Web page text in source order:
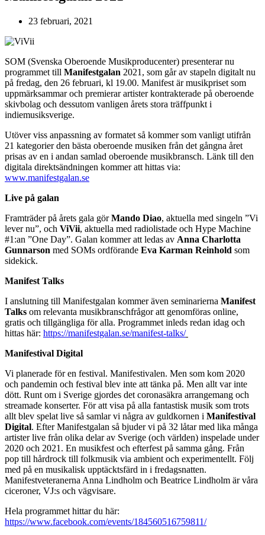
23 februari, 2021
SOM (Svenska Oberoende Musikproducenter) presenterar nu
programmet till Manifestgalan 2021, som går av stapeln digitalt nu
på fredag, den 26 februari, kl 19.00. Manifest är musikpriset som
uppmärksammar och premierar artister kontrakterade på oberoende
skivbolag och dessutom vanligen årets stora träffpunkt i
indiemusiksverige.
Utöver viss anpassning av formatet så kommer som vanligt utifrån
21 kategorier den bästa oberoende musiken från det gångna året
prisas av en i andan samlad oberoende musikbransch. Länk till den
digitala direktsändningen kommer att hittas via:
www.manifestgalan.se
Live på galan
Framträder på årets gala görMando Diao, aktuella med singeln ”Vi
lever nu”, och ViVii, aktuella med radiolistade och Hype Machine
#1:an ”One Day”. Galan kommer att ledas av Anna Charlotta
Gunnarson med SOMs ordförande Eva Karman Reinhold som
sidekick.
Manifest Talks
I anslutning till Manifestgalan kommer även seminarierna Manifest
Talks om relevanta musikbranschfrågor att genomföras online,
gratis och tillgängliga för alla. Programmet inleds redan idag och
hittas här: https://manifestgalan.se/manifest-talks/
Manifestival Digital
Vi planerade för en festival. Manifestivalen. Men som kom 2020
och pandemin och festival blev inte att tänka på. Men allt var inte
dött. Runt om i Sverige gjordes det coronasäkra arrangemang och
streamade konserter. För att visa på alla fantastisk musik som trots
allt blev spelat live så samlar vi några av guldkornen i Manifestival
Digital. Efter Manifestgalan så bjuder vi på 32 låtar med lika många
artister live från olika delar av Sverige (och världen) inspelade under
2020 och 2021. En musikfest och efterfest på samma gång. Från
pop till hårdrock till folkmusik via ambient och experimentellt. Följ
med på en musikalisk upptäcktsfärd in i fredagsnatten.
Manifestveteranerna Anna Lindholm och Beatrice Lindholm är våra
ciceroner, VJ:s och vägvisare.
Hela programmet hittar du här:
https://www.facebook.com/events/184560516759811/